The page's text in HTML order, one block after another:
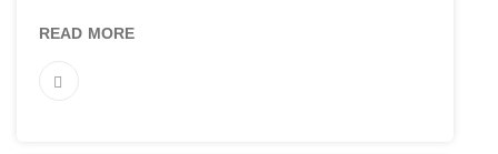
READ MORE